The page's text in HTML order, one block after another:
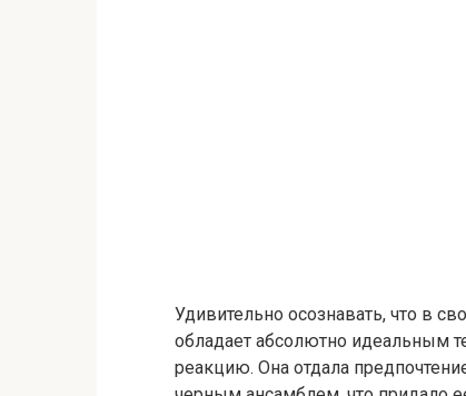
Удивительно осознавать, что в
обладает абсолютно идеальным
реакцию. Она отдала